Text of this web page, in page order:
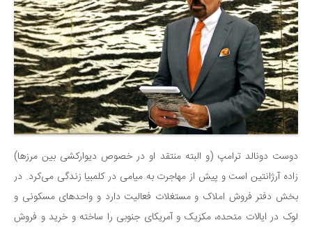
دوست دونالد ترامپ (و البته منتقد او در خصوص دیوارکشی بین مرزها)
زاده آرژانتین است و پیش از مهاجرت به میامی در کلمبیا زندگی می‌کرد. در
بخش دفتر فروش املاک و مستغلات فعالیت دارد و واحدهای مسکونی و
لوک در ایالات متحده، مکزیک و آمریکای جنوبی را ساخته و خرید و فروش